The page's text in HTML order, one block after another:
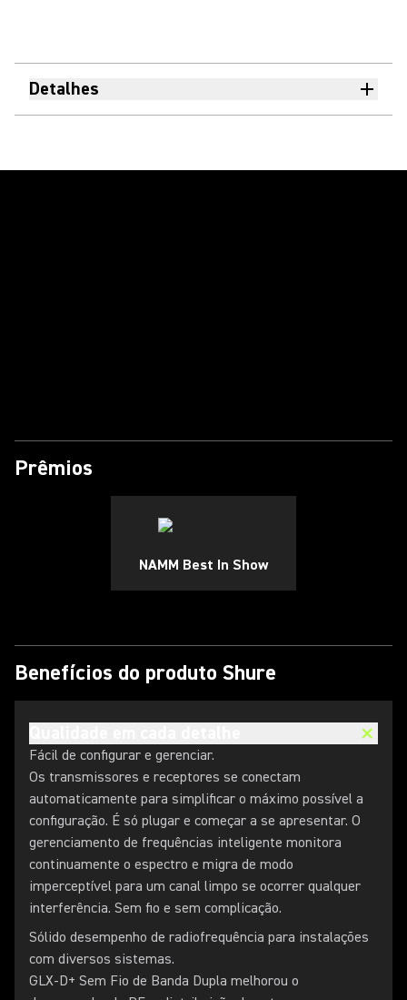
Detalhes
Prêmios
NAMM Best In Show
Benefícios do produto Shure
Fácil de configurar e gerenciar.
Os transmissores e receptores se conectam
automaticamente para simplificar o máximo possível a
configuração. É só plugar e começar a se apresentar. O
gerenciamento de frequências inteligente monitora
continuamente o espectro e migra de modo
imperceptível para um canal limpo se ocorrer qualquer
interferência. Sem fio e sem complicação.
Sólido desempenho de radiofrequência para instalações
com diversos sistemas.
GLX-D+ Sem Fio de Banda Dupla melhorou o